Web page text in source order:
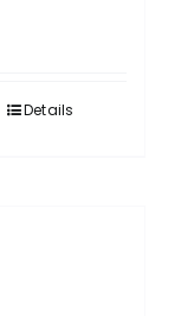
Details